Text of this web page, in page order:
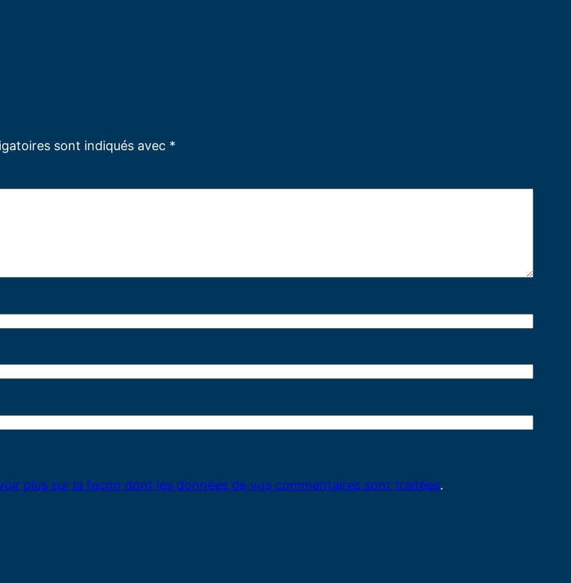
sont indiqués avec *
plus sur la façon dont les données de vos commentaires sont traitées.